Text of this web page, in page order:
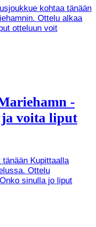
kohtaa tänään
Ottelu alkaa
otteluun voit
-
voita liput
Kupittaalla
Ottelu
sinulla jo liput